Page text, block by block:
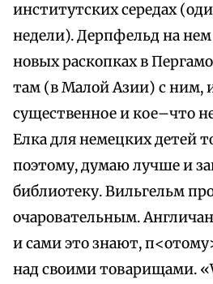
институтских середах
недели). Дерпфельд на
новых раскопках в
там (в Малой Азии) с ним, и
существенное и кое–что
Елка для немецких детей
поэтому, думаю лучше и
библиотеку. Вильгельм
очаровательным.
и сами это знают,
над своими товарищами.